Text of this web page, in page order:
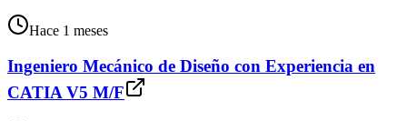
Hace 1 meses
Ingeniero Mecánico de Diseño con Experiencia en
CATIA V5 M/F